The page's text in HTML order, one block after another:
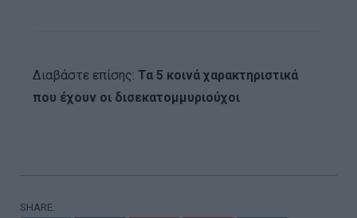
Διαβάστε επίσης: Τα 5 κοινά χαρακτηριστικά
που έχουν οι δισεκατομμυριούχοι
SHARE.